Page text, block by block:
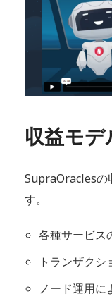
収益モデ
SupraOraclesの
す。
各種サービス
トランザクシ
ノード運用に